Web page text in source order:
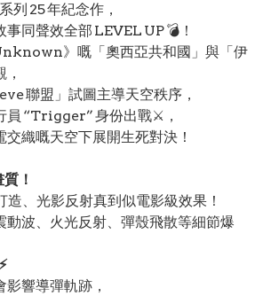
列 25 年紀念作，
同聲效全部 LEVEL UP 💣！
》嘅「奧西亞共和國」與「伊
聯盟」試圖主導天空秩序，
員 “Trigger” 身份出戰⚔️，
織嘅天空下展開生死對決！
！
、光影反射真到似電影級效果！
動波、火光反射、彈殼飛散等細節爆
響導彈軌跡，